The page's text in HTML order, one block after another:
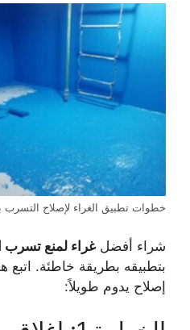
خطوات تطبيق الغراء لإصلاح
شراء أفضلغراء لمنع تسرب
بتطبيقه بطريقة خاطئة.
إصلاح يدوم طويلاً: